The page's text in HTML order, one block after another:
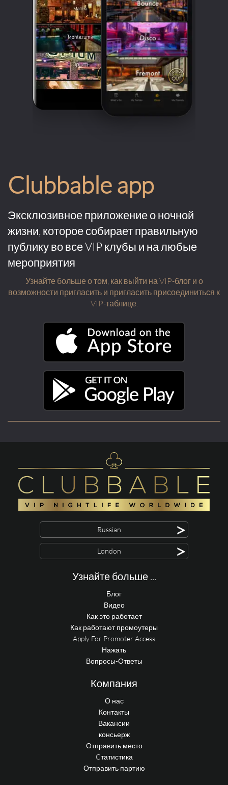
Clubbable app
Эксклюзивное приложение о ночной
жизни, которое собирает правильную
публику во все VIP клубы и на любые
мероприятия
Узнайте больше о том, как выйти на VIP-блог и о
возможности пригласить и пригласить присоединиться к
VIP-таблице.
Russian >
London >
Узнайте больше ...
Блог
Видео
Как это работает
Как работают промоутеры
Apply For Promoter Access
Нажать
Вопросы-Ответы
Компания
О нас
Контакты
Вакансии
консьерж
Отправить место
Cтатистика
Отправить партию